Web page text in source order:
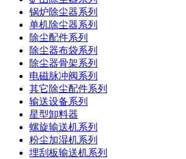
锅炉除尘器系列
单机除尘器系列
除尘配件系列
除尘器布袋系列
除尘器骨架系列
电磁脉冲阀系列
其它除尘配件系列
输送设备系列
星型卸料器
螺旋输送机系列
粉尘加湿机系列
埋刮板输送机系列